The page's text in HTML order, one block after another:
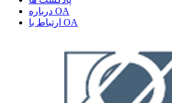
درباره OA
ارتباط با OA